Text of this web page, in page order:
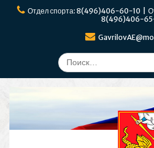
ПерейтиОтдел спорта: 8(496)406-60-10 |
8(496)406-
Поиск
по: